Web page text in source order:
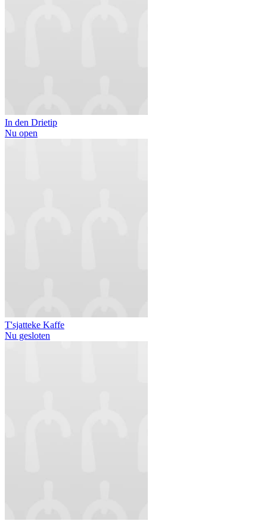
In den Drietip
Nu open
T'sjatteke Kaffe
Nu gesloten